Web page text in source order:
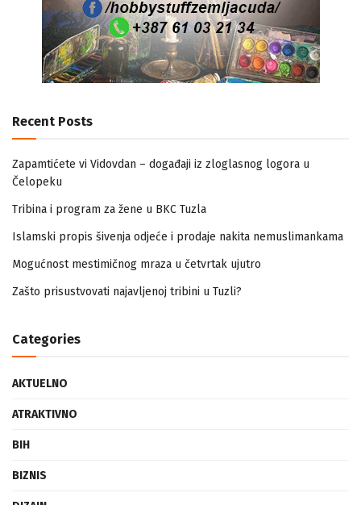
Recent Posts
Zapamtićete vi Vidovdan – događaji iz zloglasnog logora u
Čelopeku
Tribina i program za žene u BKC Tuzla
Islamski propis šivenja odjeće i prodaje nakita nemuslimankama
Mogućnost mestimičnog mraza u četvrtak ujutro
Zašto prisustvovati najavljenoj tribini u Tuzli?
Categories
AKTUELNO
ATRAKTIVNO
BIH
BIZNIS